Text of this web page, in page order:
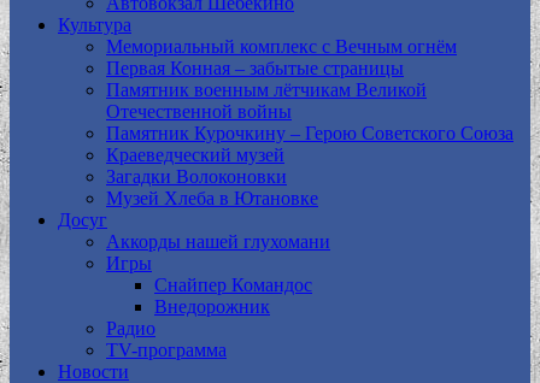
Культура
Мемориальный комплекс с Вечным огнём
Первая Конная – забытые страницы
Памятник военным лётчикам Великой
Отечественной войны
Памятник Курочкину – Герою Советского Союза
Краеведческий музей
Загадки Волоконовки
Музей Хлеба в Ютановке
Досуг
Аккорды нашей глухомани
Игры
Снайпер Командос
Внедорожник
Радио
TV-программа
Новости